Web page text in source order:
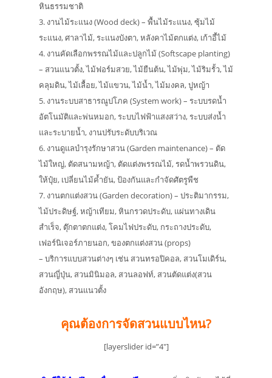
หินธรรมชาติ
3. งานไม้ระแนง (Wood deck) – พื้นไม้ระแนง, ซุ้มไม้
ระแนง, ศาลาไม้, ระแนงบังตา, หลังคาไม้ตกแต่ง, เก้าอี้ไม้
4. งานคัดเลือกพรรณไม้และปลูกไม้ (Softscape planting)
– สวนแนวตั้ง, ไม้ฟอร์มสวย, ไม้ยืนต้น, ไม้พุ่ม, ไม้ริมรั้ว, ไม้
คลุมดิน, ไม้เลื้อย, ไม้แขวน, ไม้น้ำ, ไม้มงคล, ปูหญ้า
5. งานระบบสาธารณูปโภค (System work) – ระบบรดน้ำ
อัตโนมัติและพ่นหมอก, ระบบไฟฟ้าแสงสว่าง, ระบบส่งน้ำ
และระบายน้ำ, งานปรับระดับบริเวณ
6. งานดูแลบำรุงรักษาสวน (Garden maintenance) – ตัด
ไม้ใหญ่, ตัดสนามหญ้า, ตัดแต่งพรรณไม้, รดน้ำพรวนดิน,
ให้ปุ๋ย, เปลี่ยนไม้ค้ำยัน, ป้องกันและกำจัดศัตรูพืช
7. งานตกแต่งสวน (Garden decoration) – ประติมากรรม,
ไม้ประดิษฐ์, หญ้าเทียม, หินกรวดประดับ, แผ่นทางเดิน
สำเร็จ, ตุ๊กตาตกแต่ง, โคมไฟประดับ, กระถางประดับ,
เฟอร์นิเจอร์ภายนอก, ของตกแต่งสวน (props)
– บริการแบบสวนต่างๆ เช่น สวนทรอปิคอล, สวนโมเดิร์น,
สวนญี่ปุ่น, สวนมินิมอล, สวนลอฟท์, สวนตัดแต่ง(สวน
อังกฤษ), สวนแนวตั้ง
คุณต้องการจัดสวนแบบไหน?
[layerslider id=”4″]